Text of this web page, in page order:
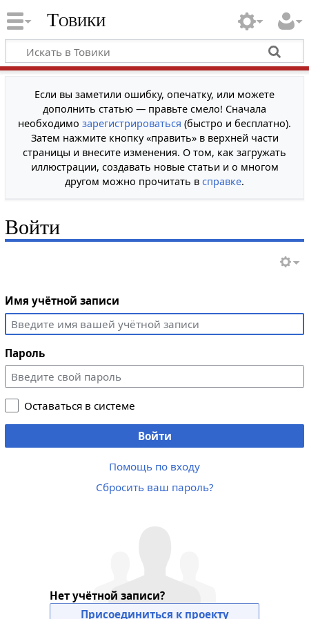
Товики
Если вы заметили ошибку, опечатку, или можете
дополнить статью — правьте смело! Сначала
необходимо зарегистрироваться (быстро и бесплатно).
Затем нажмите кнопку «править» в верхней части
страницы и внесите изменения. О том, как загружать
иллюстрации, создавать новые статьи и о многом
другом можно прочитать в справке.
Войти
Имя учётной записи
Пароль
Оставаться в системе
Войти
Помощь по входу
Сбросить ваш пароль?
Нет учётной записи?
Присоединиться к проекту